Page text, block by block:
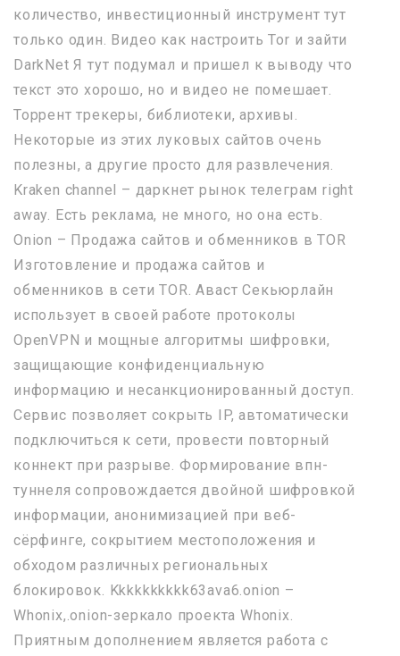
количество, инвестиционный инструмент тут
только один. Видео как настроить Tor и зайти
DarkNet Я тут подумал и пришел к выводу что
текст это хорошо, но и видео не помешает.
Торрент трекеры, библиотеки, архивы.
Некоторые из этих луковых сайтов очень
полезны, а другие просто для развлечения.
Kraken channel – даркнет рынок телеграм right
away. Есть реклама, не много, но она есть.
Onion – Продажа сайтов и обменников в TOR
Изготовление и продажа сайтов и
обменников в сети TOR. Аваст Секьюрлайн
использует в своей работе протоколы
OpenVPN и мощные алгоритмы шифровки,
защищающие конфиденциальную
информацию и несанкционированный доступ.
Сервис позволяет сокрыть IP, автоматически
подключиться к сети, провести повторный
коннект при разрыве. Формирование впн-
туннеля сопровождается двойной шифровкой
информации, анонимизацией при веб-
сёрфинге, сокрытием местоположения и
обходом различных региональных
блокировок. Kkkkkkkkkk63ava6.onion –
Whonix,.onion-зеркало проекта Whonix.
Приятным дополнением является работа с